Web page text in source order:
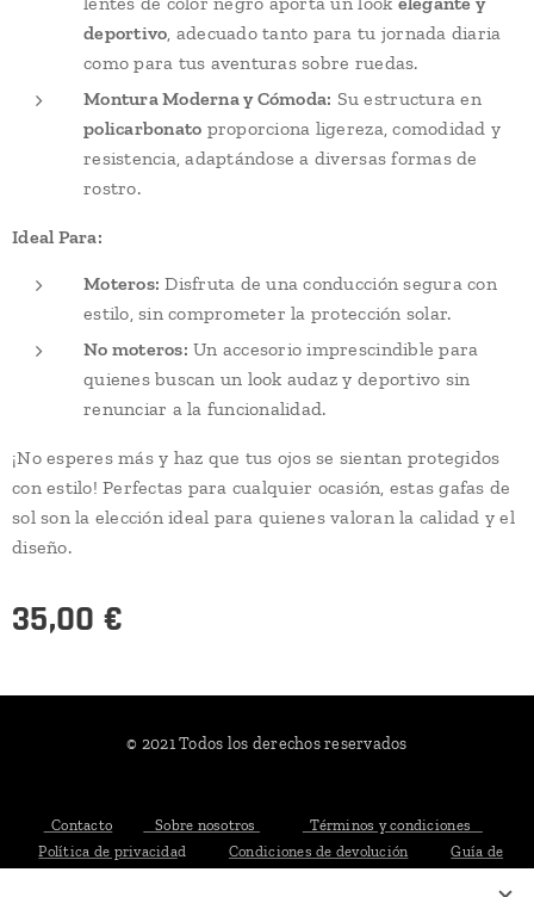
deportivo , adecuado tanto para tu jornada diaria
como para tus aventuras sobre ruedas.
Montura Moderna y Cómoda: Su estructura en
policarbonato proporciona ligereza, comodidad y
resistencia, adaptándose a diversas formas de
rostro.
Ideal Para:
Moteros: Disfruta de una conducción segura con
estilo, sin comprometer la protección solar.
No moteros: Un accesorio imprescindible para
quienes buscan un look audaz y deportivo sin
renunciar a la funcionalidad.
¡No esperes más y haz que tus ojos se sientan protegidos
con estilo! Perfectas para cualquier ocasión, estas gafas de
sol son la elección ideal para quienes valoran la calidad y el
diseño.
35,00 €
© 2021 Todos los derechos reservados
Contacto Sobre nosotros
Términos y condiciones
Política de privacidad Condiciones de devolución
Guía de